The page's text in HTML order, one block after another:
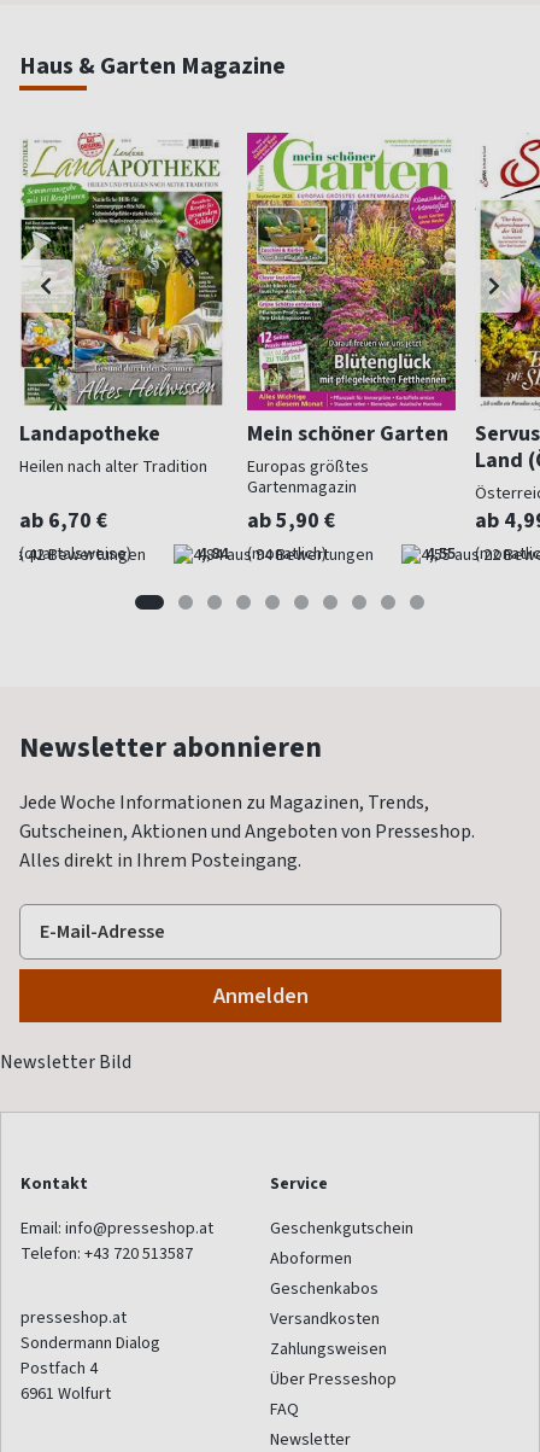
Haus & Garten Magazine
Landapotheke
Heilen nach alter Tradition
ab 6,70 €
(quartalsweise) 4,84
Mein schöner Garten
Europas größtes
Gartenmagazin
ab 5,90 €
(monatlich) 4,55
Land
ab
Newsletter abonnieren
Jede Woche Informationen zu Magazinen, Trends,
Gutscheinen, Aktionen und Angeboten von Presseshop.
Alles direkt in Ihrem Posteingang.
Kontakt
Email: info@presseshop.at
Telefon: +43 720 513587
presseshop.at
Sondermann Dialog
Postfach 4
6961 Wolfurt
Service
Geschenkgutschein
Aboformen
Geschenkabos
Versandkosten
Zahlungsweisen
Über Presseshop
FAQ
Newsletter